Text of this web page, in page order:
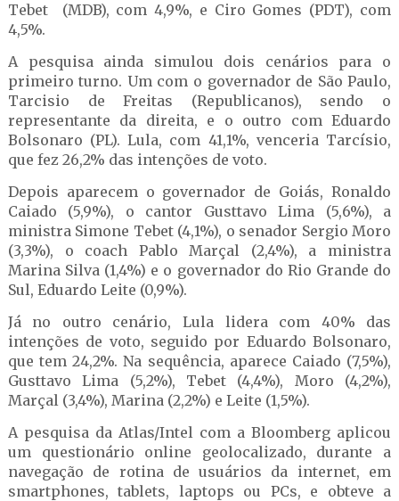
Tebet (MDB), com 4,9%, e Ciro Gomes (PDT), com
4,5%.
A pesquisa ainda simulou dois cenários para o
primeiro turno. Um com o governador de São Paulo,
Tarcisio de Freitas (Republicanos), sendo o
representante da direita, e o outro com Eduardo
Bolsonaro (PL). Lula, com 41,1%, venceria Tarcísio,
que fez 26,2% das intenções de voto.
Depois aparecem o governador de Goiás, Ronaldo
Caiado (5,9%), o cantor Gusttavo Lima (5,6%), a
ministra Simone Tebet (4,1%), o senador Sergio Moro
(3,3%), o coach Pablo Marçal (2,4%), a ministra
Marina Silva (1,4%) e o governador do Rio Grande do
Sul, Eduardo Leite (0,9%).
Já no outro cenário, Lula lidera com 40% das
intenções de voto, seguido por Eduardo Bolsonaro,
que tem 24,2%. Na sequência, aparece Caiado (7,5%),
Gusttavo Lima (5,2%), Tebet (4,4%), Moro (4,2%),
Marçal (3,4%), Marina (2,2%) e Leite (1,5%).
A pesquisa da Atlas/Intel com a Bloomberg aplicou
um questionário online geolocalizado, durante a
navegação de rotina de usuários da internet, em
smartphones, tablets, laptops ou PCs, e obteve a